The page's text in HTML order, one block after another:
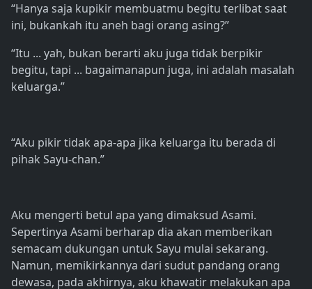
“Hanya saja kupikir membuatmu begitu terlibat saat
ini, bukankah itu aneh bagi orang asing?”
“Itu ... yah, bukan berarti aku juga tidak berpikir
begitu, tapi ... bagaimanapun juga, ini adalah masalah
keluarga.”
“Aku pikir tidak apa-apa jika keluarga itu berada di
pihak Sayu-chan.”
Aku mengerti betul apa yang dimaksud Asami.
Sepertinya Asami berharap dia akan memberikan
semacam dukungan untuk Sayu mulai sekarang.
Namun, memikirkannya dari sudut pandang orang
dewasa, pada akhirnya, aku khawatir melakukan apa